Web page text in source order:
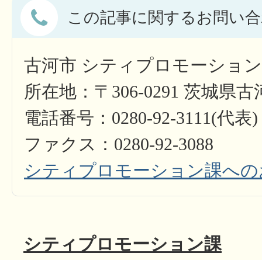
この記事に関するお問い
古河市 シティプロモーシ
所在地：〒306-0291 茨城県
電話番号：0280-92-3111(代表)
ファクス：0280-92-3088
シティプロモーション課へ
シティプロモーション課